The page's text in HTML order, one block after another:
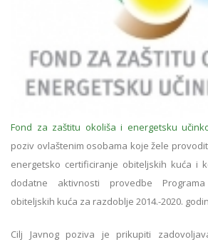
Fond za zaštitu okoliša i energetsku
poziv ovlaštenim osobama koje žele
energetsko certificiranje obiteljskih kuća i
dodatne aktivnosti provedbe
obiteljskih kuća za razdoblje 2014.-2020.
Cilj Javnog poziva je prikupiti